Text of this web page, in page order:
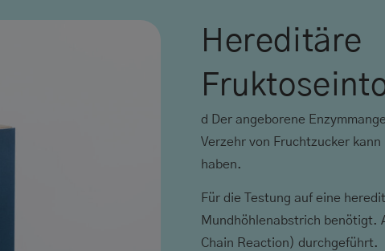
Hereditäre
d Der angeborene
Verzehr von Fruchtzucker
haben.
Für die Testung auf eine
Mundhöhlenabstrich benötigt.
Chain Reaction) durchgeführt.